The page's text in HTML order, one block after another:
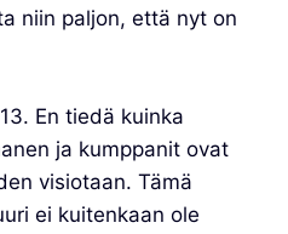
niin paljon, että nyt on
En tiedä kuinka
ja kumppanit ovat
visiotaan. Tämä
ei kuitenkaan ole